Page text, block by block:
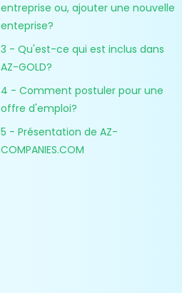
entreprise ou, ajouter une nouvelle
enteprise?
3 - Qu'est-ce qui est inclus dans
AZ-GOLD?
4 - Comment postuler pour une
offre d'emploi?
5 - Présentation de AZ-
COMPANIES.COM